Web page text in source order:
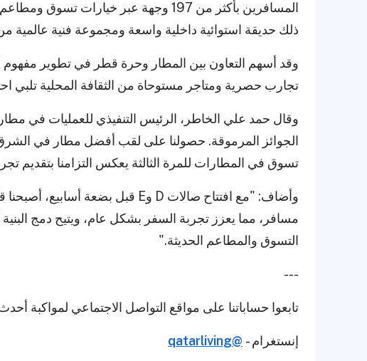
المسافرين بأكثر من 197 وجهة عبر
ذلك حديقة استوائية داخلية واسعة ومجموعة فنية عالمية من
وقد أسهم التعاون بين المطار وحرة قطر في تطوير مفهوم
تجارب حصرية ومتاجر مستوحاة من الثقافة المحلية تلبي
وقال حمد علي الخاطر، الرئيس التنفيذي للعمليات في
الجوائز المرموقة. حصولنا على لقب أفضل مطار في
تسوق في المطارات للمرة الثالثة يعكس التزامنا بتقديم
مسافر، مما يعزز تجربة السفر بشكل عام، ويتيح دمج البنية
التسوق والمطاعم الحديثة."
---
تابعوا حساباتنا على مواقع التواصل الاجتماعي لمواكبة
إنستغرام - @qatarliving